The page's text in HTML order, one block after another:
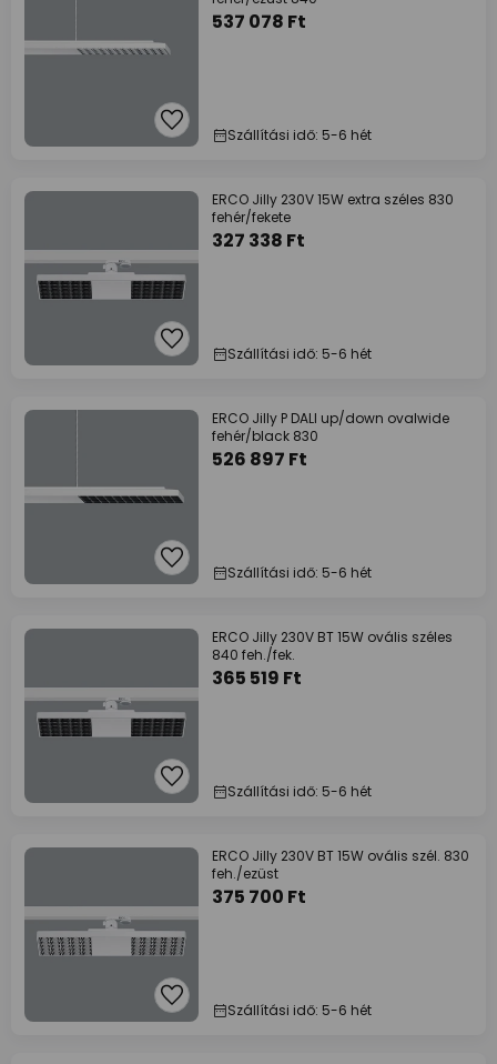
537 078 Ft
Szállítási idő: 5-6 hét
ERCO Jilly 230V 15W extra széles 830
fehér/fekete
327 338 Ft
Szállítási idő: 5-6 hét
ERCO Jilly P DALI up/down ovalwide
fehér/black 830
526 897 Ft
Szállítási idő: 5-6 hét
ERCO Jilly 230V BT 15W ovális széles
840 feh./fek.
365 519 Ft
Szállítási idő: 5-6 hét
ERCO Jilly 230V BT 15W ovális szél. 830
feh./ezüst
375 700 Ft
Szállítási idő: 5-6 hét